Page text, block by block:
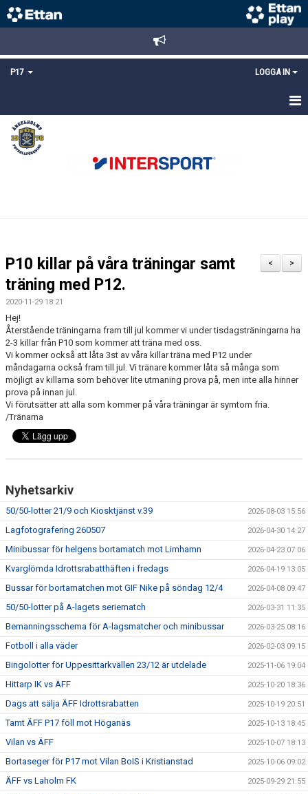
P17 LOGGA IN
HEM
NYHETER
DOKUMENT
KONTAKT
>
<
P10 killar på våra träningar samt
träning med P12.
2020-11-29 18:21
Hej!
Återstående träningarna fram till jul kommer vi under tisdagsträningarna ha
2-3 killar från P10 som kommer att träna med oss.
Vi kommer också att låta 3st av våra killar träna med P12 under
måndagarna också fram till jul. Vi tränare kommer låta så många som
möjligt av killarna som behöver lite utmaning prova på, men inte alla hinner
prova på innan jul.
Vi förutsätter att alla som kommer på våra träningar är symtom fria.
/Tränarna
Nyhetsarkiv
50/50-lotter 21/9 och Kiosktjänst v.39 2026-08-03 15:56
Lagfotografering 260507 2026-04-30 14:27
Minibussar för helgens bortamatch mot Limhamn 2026-04-23 07:06
Kvarglömda Idrottsrabatthäften i fredags 2026-04-19 13:05
Bussar för bortamatchen mot GIF Nike på söndag 12/4 2026-04-08 09:47
50/50-lotter på A-lagets seriematch 2026-03-31 11:35
Bemanningsschema för A-lagsmatcher och minibussar 2026-03-25 08:16
Fotboll i alla väder 2026-02-03 09:15
Bingolotter för Uppesittarkvällen 23/12 är utdelade 2025-11-06 19:04
Hittarp IK vs ÄFF 2025-10-20 18:36
Dags att sälja ÄFF Idrottsrabatten 2025-10-19 20:51
Tamt ÄFF P17 föll mot Höganäs 2025-10-13 18:45
Vilan vs ÄFF 2025-10-07 18:13
Bortaseger för P17 mot Vilan BoIS i Kristianstad 2025-10-06 09:02
ÄFF vs Laholm FK 2025-09-29 21:55